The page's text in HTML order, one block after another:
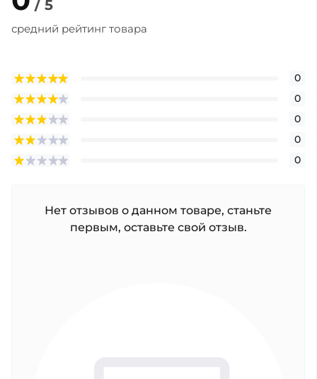
/ 5
средний рейтинг товара
0
0
0
0
0
Нет отзывов о данном товаре, станьте
первым, оставьте свой отзыв.